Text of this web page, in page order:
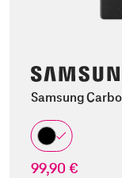
Samsung
99,90 €